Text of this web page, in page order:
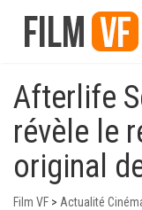
Afterlife
révèle le
original
Film VF > Actualité